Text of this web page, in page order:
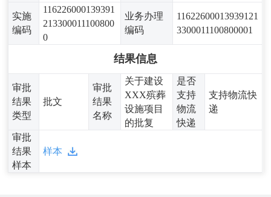
实施
编码
116226000139391
213300011100800
0
业务办理
编码
11622600013939121
3300011100800001
结果信息
审批
结果
类型
批文
审批
结果
名称
关于建设
XXX殡葬
设施项目
的批复
是否
支持
物流
快递
支持物流快
递
审批
结果
样本
样本